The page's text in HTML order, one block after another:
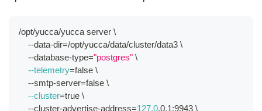
/opt/yucca/yucca server \
    --data-dir
=/opt/yucca/data/cluster/data3 \
    --database-type
="postgres" \
--telemetry=false \
    --smtp-server
=false \
--cluster=true \
    --cluster-advertise-address
=127.0.0.1:9943 \